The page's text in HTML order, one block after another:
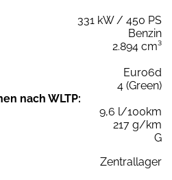
331 kW / 450 PS
Benzin
2.894 cm³
Euro6d
4 (Green)
nach WLTP:
9,6 l/100km
217 g/km
G
Zentrallager